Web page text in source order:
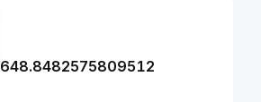
648.8482575809512